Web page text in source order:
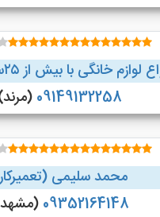
خانگی با بیش از ۲۵سال سابقه کار ...
09149132258(مرند)
محمد سلیمی (تعمیرکار)
09352164148(مشهد )